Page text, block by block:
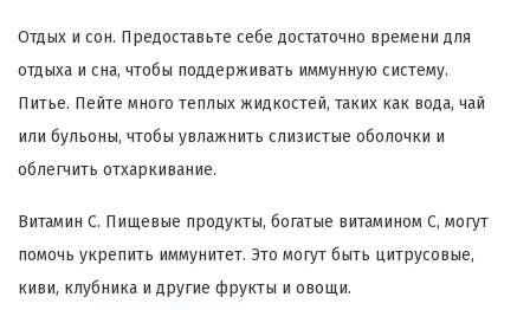
Отдых и сон. Предоставьте себе достаточно времени для
отдыха и сна, чтобы поддерживать иммунную систему.
Питье. Пейте много теплых жидкостей, таких как вода, чай
или бульоны, чтобы увлажнить слизистые оболочки и
облегчить отхаркивание.
Витамин C. Пищевые продукты, богатые витамином C, могут
помочь укрепить иммунитет. Это могут быть цитрусовые,
киви, клубника и другие фрукты и овощи.